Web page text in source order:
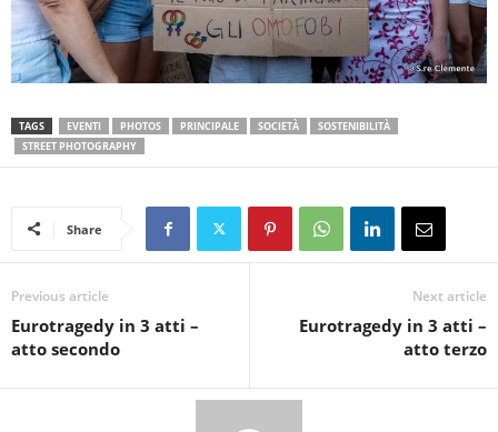
TAGS EVENTI PHOTOS PRINCIPALE SOCIETÀ
SOSTENIBILITÀ
STREET PHOTOGRAPHY
Share
Previous article
Eurotragedy in 3 atti –
atto secondo
Next article
Eurotragedy in 3 atti –
atto terzo